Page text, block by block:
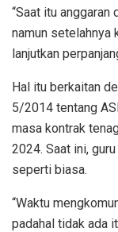
“Saat itu anggaran
namun setelahnya
lanjutkan
Hal itu berkaitan
5/2014 tentang
masa kontrak
2024. Saat ini,
seperti biasa.
“Waktu
padahal tidak ada